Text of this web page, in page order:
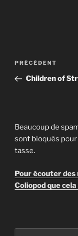
e
r
i
v
e
Navigation
l’article
Article
précédent
PRÉCÉDENT
Children of
Beaucoup de
sont bloqués
tasse.
Pour écouter
Coliopod que cela